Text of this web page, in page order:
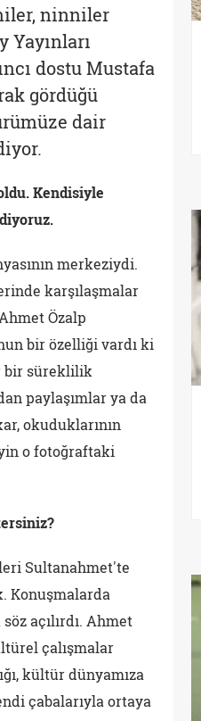
ninniler
Yayınları
dostu Mustafa
gördüğü
dair
Kendisiyle
merkeziydi.
karşılaşmalar
Özalp
bir özelliği vardı ki
bir süreklilik
paylaşımlar ya da
okuduklarının
o fotoğraftaki
Sultanahmet'te
Konuşmalarda
açılırdı. Ahmet
çalışmalar
kültür dünyamıza
çabalarıyla ortaya